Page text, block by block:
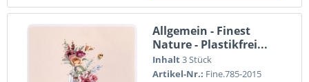
Allgemein - Finest
Nature - Plastikfrei...
Inhalt3 Stück
Artikel-Nr.: Fine.785-2015